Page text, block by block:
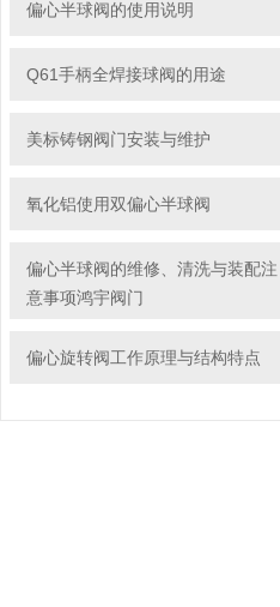
偏心半球阀的使用说明
Q61手柄全焊接球阀的用途
美标铸钢阀门安装与维护
氧化铝使用双偏心半球阀
偏心半球阀的维修、清洗与装配注
意事项鸿宇阀门
偏心旋转阀工作原理与结构特点